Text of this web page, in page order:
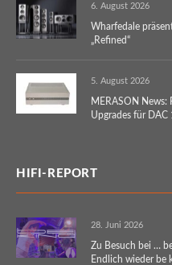
6. August 2026
Wharfedale
„Refined“
5. August 2026
MERASON
Upgrades für
HIFI-REPORT
28. Juni 2026
Zu Besuch bei …
Endlich wieder be